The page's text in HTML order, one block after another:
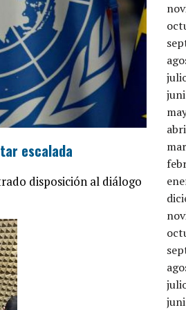
escalada
disposición al diálogo